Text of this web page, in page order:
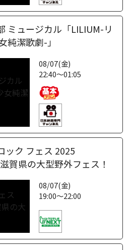
ミュージカル「LILIUM-リ
純潔歌劇-」
08/07(金)
22:40～01:05
ック フェス 2025
県の大型野外フェス！
08/07(金)
19:00～22:00